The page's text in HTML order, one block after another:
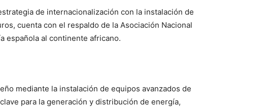
de internacionalización con la instalación de
cuenta con el respaldo de la Asociación Nacional
española al continente africano.
mediante la instalación de equipos avanzados de
para la generación y distribución de energía,